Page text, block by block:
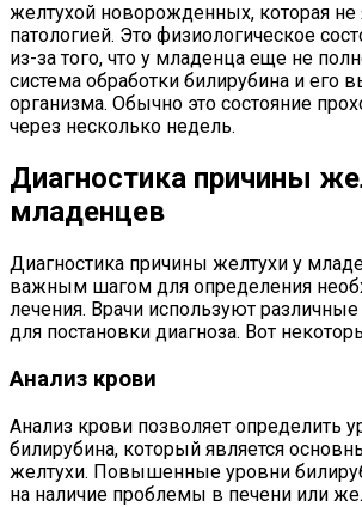
желтухой новорожденных, которая не
патологией. Это физиологическое
из-за того, что у младенца еще не
система обработки билирубина и его
организма. Обычно это состояние
через несколько недель.
Диагностика причины
младенцев
Диагностика причины желтухи у
важным шагом для определения
лечения. Врачи используют
для постановки диагноза. Вот
Анализ крови
Анализ крови позволяет определить
билирубина, который является
желтухи. Повышенные уровни
на наличие проблемы в печени или